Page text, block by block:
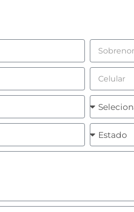
Sobrenome
Celular
Cargo
Estado